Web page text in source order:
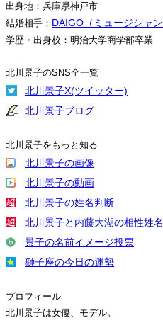
出身地：兵庫県神戸市
結婚相手： DAIGO（ミュージシャン
学歴・出身校：明治大学商学部卒業
北川景子のSNS全一覧
北川景子X(ツイッター)
北川景子ブログ
北川景子をもっと知る
北川景子の画像
北川景子の動画
北川景子の姓名判断
北川景子と内藤大湖の相性姓
景子の名前イメージ投票
獅子座の今日の運勢
プロフィール
北川景子は女優、モデル。